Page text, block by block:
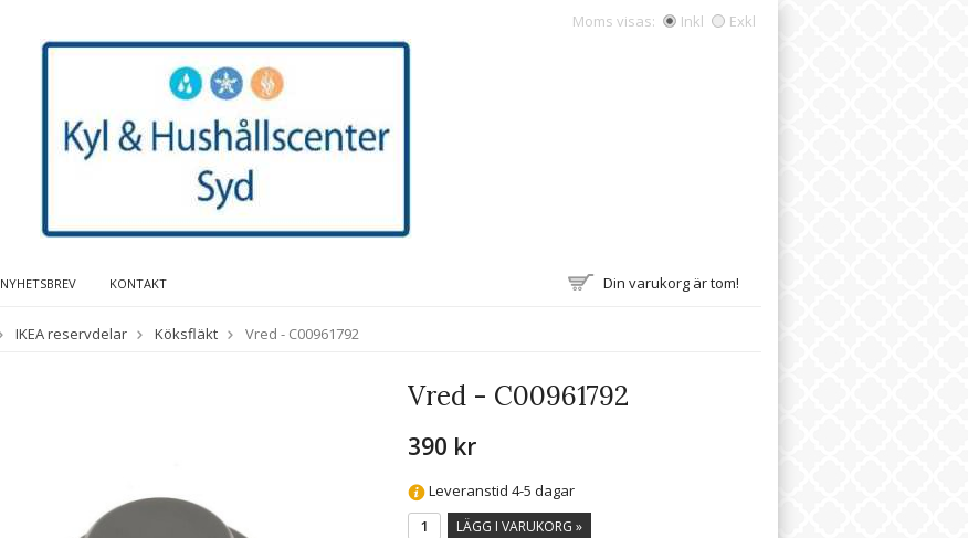
Moms visas: Inkl Exkl
NYHETSBREV KONTAKT Din varukorg är tom!
IKEA reservdelar Köksfläkt Vred - C00961792
Vred - C00961792
390 kr
Leveranstid 4-5 dagar
LÄGG I VARUKORG »